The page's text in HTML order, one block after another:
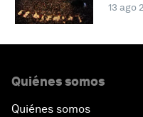
13 ago
Quiénes somos
Quiénes somos